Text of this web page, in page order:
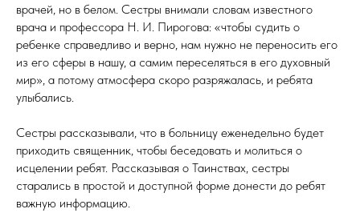
врачей, но в белом. Сестры внимали словам известного
врача и профессора Н. И. Пирогова: «чтобы судить о
ребенке справедливо и верно, нам нужно не переносить его
из его сферы в нашу, а самим переселяться в его духовный
мир», а потому атмосфера скоро разряжалась, и ребята
улыбались.
Сестры рассказывали, что в больницу еженедельно будет
приходить священник, чтобы беседовать и молиться о
исцелении ребят. Рассказывая о Таинствах, сестры
старались в простой и доступной форме донести до ребят
важную информацию.